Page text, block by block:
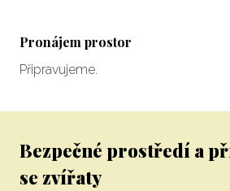
Pronájem prostor
Připravujeme.
Bezpečné prostředí a
se zvířaty